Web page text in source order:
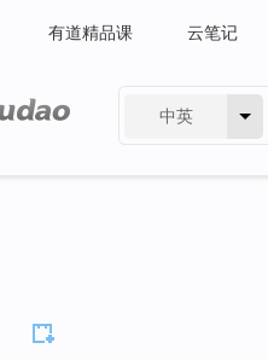
有道精品课 云笔记
中英